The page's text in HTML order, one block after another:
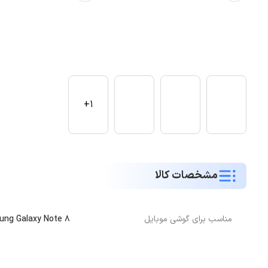
1+
مشخصات کالا
مناسب برای گوشی موبایل Galaxy Note 8